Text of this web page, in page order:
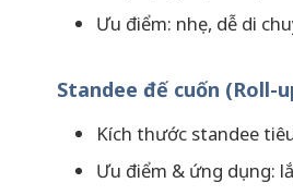
Ưu điểm: nhẹ, dễ di
Standee đế cuốn (Roll-
Kích thước standee
Ưu điểm & ứng dụng: